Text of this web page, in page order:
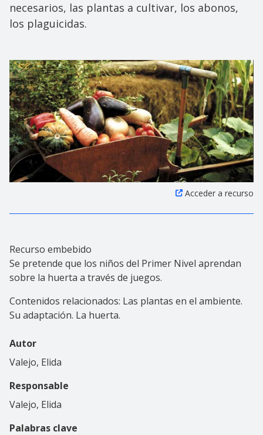
necesarios, las plantas a cultivar, los abonos,
los plaguicidas.
Acceder a recurso
Recurso embebido
Se pretende que los niños del Primer Nivel aprendan
sobre la huerta a través de juegos.
Contenidos relacionados: Las plantas en el ambiente.
Su adaptación. La huerta.
Autor
Valejo, Elida
Responsable
Valejo, Elida
Palabras clave